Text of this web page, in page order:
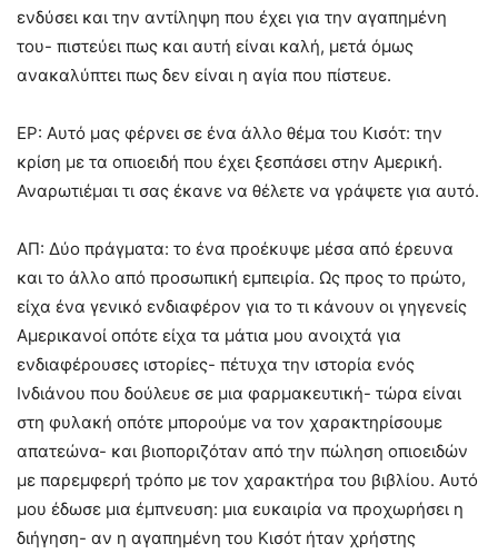
ενδύσει και την αντίληψη που έχει για την αγαπημένη
του- πιστεύει πως και αυτή είναι καλή, μετά όμως
ανακαλύπτει πως δεν είναι η αγία που πίστευε.
ΕΡ: Αυτό μας φέρνει σε ένα άλλο θέμα του Κισότ: την
κρίση με τα οπιοειδή που έχει ξεσπάσει στην Αμερική.
Αναρωτιέμαι τι σας έκανε να θέλετε να γράψετε για αυτό.
ΑΠ: Δύο πράγματα: το ένα προέκυψε μέσα από έρευνα
και το άλλο από προσωπική εμπειρία. Ως προς το πρώτο,
είχα ένα γενικό ενδιαφέρον για το τι κάνουν οι γηγενείς
Αμερικανοί οπότε είχα τα μάτια μου ανοιχτά για
ενδιαφέρουσες ιστορίες- πέτυχα την ιστορία ενός
Ινδιάνου που δούλευε σε μια φαρμακευτική- τώρα είναι
στη φυλακή οπότε μπορούμε να τον χαρακτηρίσουμε
απατεώνα- και βιοποριζόταν από την πώληση οπιοειδών
με παρεμφερή τρόπο με τον χαρακτήρα του βιβλίου. Αυτό
μου έδωσε μια έμπνευση: μια ευκαιρία να προχωρήσει η
διήγηση- αν η αγαπημένη του Κισότ ήταν χρήστης